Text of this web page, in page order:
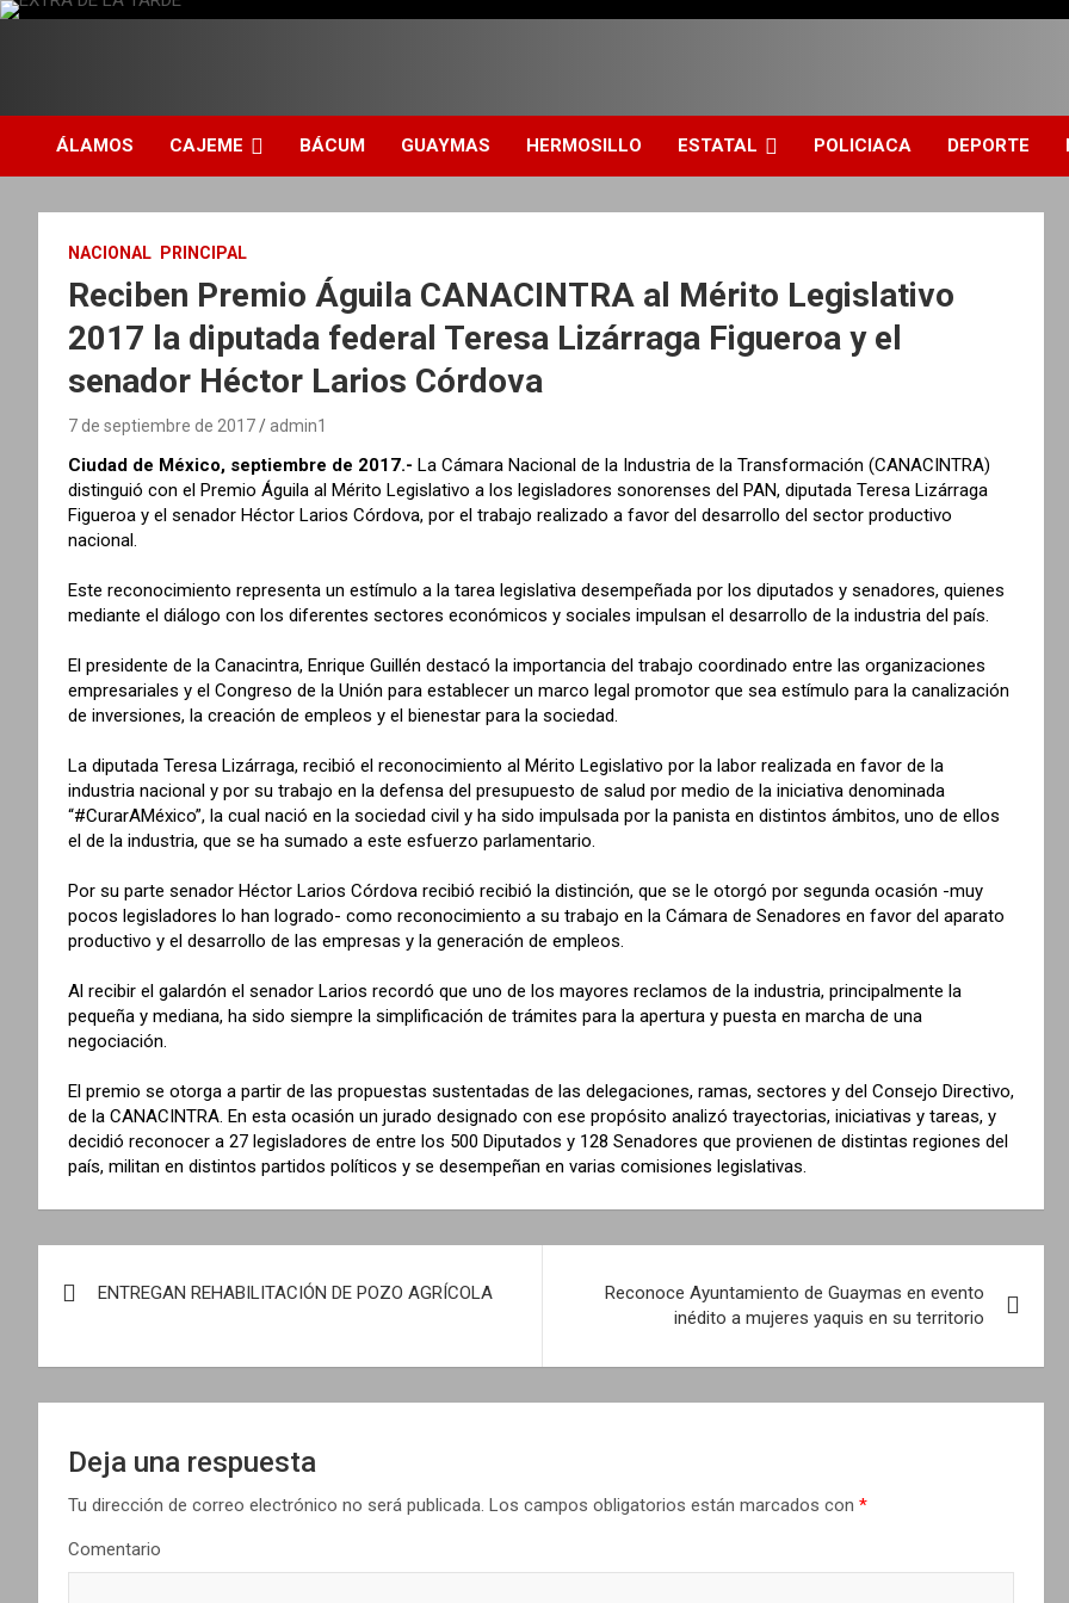
S
a
ÁLAMOS CAJEME BÁCUM GUAYMAS HERMOSILLO ESTATAL POLICIACA DEPORTE
NACIONAL PRINCIPAL
Reciben Premio Águila CANACINTRA al Mérito Legislativo
2017 la diputada federal Teresa Lizárraga Figueroa y el
senador Héctor Larios Córdova
7 de septiembre de 2017 admin1
Ciudad de México, septiembre de 2017.- La Cámara Nacional de la Industria de la Transformación (CANACINTRA)
distinguió con el Premio Águila al Mérito Legislativo a los legisladores sonorenses del PAN, diputada Teresa Lizárraga
Figueroa y el senador Héctor Larios Córdova, por el trabajo realizado a favor del desarrollo del sector productivo
nacional.
Este reconocimiento representa un estímulo a la tarea legislativa desempeñada por los diputados y senadores, quienes
mediante el diálogo con los diferentes sectores económicos y sociales impulsan el desarrollo de la industria del país.
El presidente de la Canacintra, Enrique Guillén destacó la importancia del trabajo coordinado entre las organizaciones
empresariales y el Congreso de la Unión para establecer un marco legal promotor que sea estímulo para la canalización
de inversiones, la creación de empleos y el bienestar para la sociedad.
La diputada Teresa Lizárraga, recibió el reconocimiento al Mérito Legislativo por la labor realizada en favor de la
industria nacional y por su trabajo en la defensa del presupuesto de salud por medio de la iniciativa denominada
“#CurarAMéxico”, la cual nació en la sociedad civil y ha sido impulsada por la panista en distintos ámbitos, uno de ellos
el de la industria, que se ha sumado a este esfuerzo parlamentario.
Por su parte senador Héctor Larios Córdova recibió recibió la distinción, que se le otorgó por segunda ocasión -muy
pocos legisladores lo han logrado- como reconocimiento a su trabajo en la Cámara de Senadores en favor del aparato
productivo y el desarrollo de las empresas y la generación de empleos.
Al recibir el galardón el senador Larios recordó que uno de los mayores reclamos de la industria, principalmente la
pequeña y mediana, ha sido siempre la simplificación de trámites para la apertura y puesta en marcha de una
negociación.
El premio se otorga a partir de las propuestas sustentadas de las delegaciones, ramas, sectores y del Consejo Directivo,
de la CANACINTRA. En esta ocasión un jurado designado con ese propósito analizó trayectorias, iniciativas y tareas, y
decidió reconocer a 27 legisladores de entre los 500 Diputados y 128 Senadores que provienen de distintas regiones del
país, militan en distintos partidos políticos y se desempeñan en varias comisiones legislativas.
v
e
ENTREGAN REHABILITACIÓN DE POZO AGRÍCOLA
Reconoce Ayuntamiento de Guaymas en evento
inédito a mujeres yaquis en su territorio
Deja una respuesta
Tu dirección de correo electrónico no será publicada. Los campos obligatorios están marcados con *
Comentario